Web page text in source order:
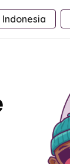
Indonesia